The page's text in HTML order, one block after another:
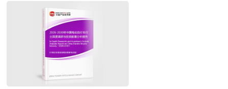
展，我国已建成世界最大的高速铁路网和先进的铁
路网，铁路运输在综合交通体系中的骨干作用持续
强化。与此同时，行业面临需求结构深刻变化、市
场竞争加剧、服务供给提质等多重挑战。在客运领
域，高铁成网效应持续释放，旅客出行需求从"走
得了"向"走得好"转变，个性化、便捷化、智能化
电设施及售后服务等核心环节，产业链条从上游锂
铅电池、稀土磁材、车架材料等原材料供应，中游
整车组装与核心零部件制造延伸至下游品牌经销、
共享运营、充换电服务及二手车流通。作为新能源
交通工具与民生出行工具的深度结合体，电动自行